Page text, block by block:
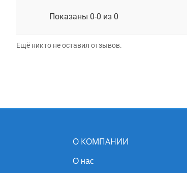
Показаны 0-0 из 0
Ещё никто не оставил отзывов.
О КОМПАНИИ
О нас